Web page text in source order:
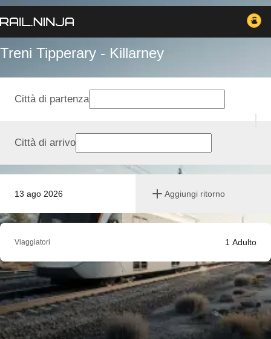
Treni Tipperary - Killarney
13 ago 2026 Aggiungi ritorno
Città di partenza
Città di arrivo
Viaggiatori 1 Adulto